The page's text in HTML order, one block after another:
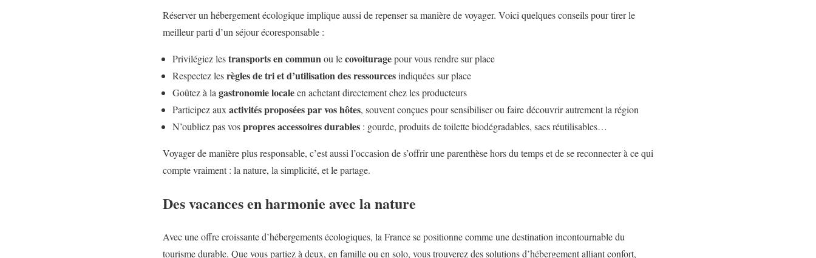
Réserver un hébergement écologique implique aussi de repenser sa manière de voyager. Voici quelques conseils pour tirer le
meilleur parti d’un séjour écoresponsable :
Privilégiez lestransports en communou lecovoituragepour vous rendre sur place
Respectez lesrègles de tri et d’utilisation des ressourcesindiquées sur place
Goûtez à la gastronomie localeen achetant directement chez les producteurs
Participez aux activités proposées par vos hôtes, souvent conçues pour sensibiliser ou faire découvrir autrement la région
N’oubliez pas vospropres accessoires durables : gourde, produits de toilette biodégradables, sacs réutilisables…
Voyager de manière plus responsable, c’est aussi l’occasion de s’offrir une parenthèse hors du temps et de se reconnecter à ce qui
compte vraiment : la nature, la simplicité, et le partage.
Des vacances en harmonie avec la nature
Avec une offre croissante d’hébergements écologiques, la France se positionne comme une destination incontournable du
tourisme durable. Que vous partiez à deux, en famille ou en solo, vous trouverez des solutions d’hébergement alliant confort,